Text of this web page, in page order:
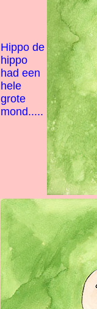
Hippo de
hippo
had een
hele
grote
mond.....